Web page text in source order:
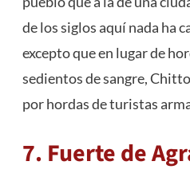
de los siglos aquí nada ha
excepto que en lugar de
sedientos de sangre,
por hordas de turistas
7. Fuerte de